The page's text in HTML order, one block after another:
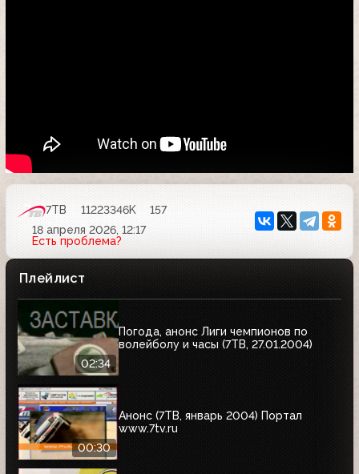
7ТВ 11223346K
157
18 апреля 2026, 12:17
Есть проблема?
Плейлист
02:34
Погода, анонс Лиги чемпионов по
волейболу и часы (7ТВ, 27.01.2004)
00:30
Анонс (7ТВ, январь 2004) Портал
www.7tv.ru